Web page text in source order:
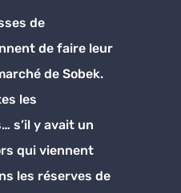
de
de faire leur
de Sobek.
les
s’il y avait un
qui viennent
les réserves de